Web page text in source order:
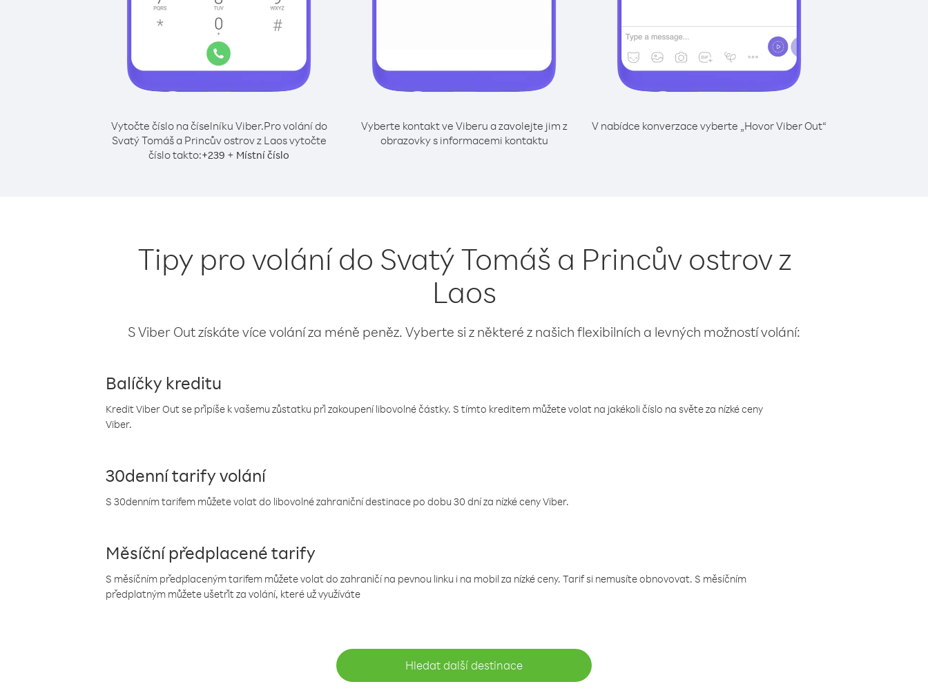
Vytočte číslo na číselníku Viber.Pro volání do
Svatý Tomáš a Princův ostrov z Laos vytočte
číslo takto:+239 + Místní číslo
Vyberte kontakt ve Viberu a zavolejte jim z
obrazovky s informacemi kontaktu
V nabídce konverzace vyberte „Hovor Viber Out“
Tipy pro volání do Svatý Tomáš a Princův ostrov z
Laos
S Viber Out získáte více volání za méně peněz. Vyberte si z některé z našich flexibilních a levných možností volání:
Balíčky kreditu
Kredit Viber Out se připíše k vašemu zůstatku při zakoupení libovolné částky. S tímto kreditem můžete volat na jakékoli číslo na světe za nízké ceny
Viber.
30denní tarify volání
S 30denním tarifem můžete volat do libovolné zahraniční destinace po dobu 30 dní za nízké ceny Viber.
Měsíční předplacené tarify
S měsíčním předplaceným tarifem můžete volat do zahraničí na pevnou linku i na mobil za nízké ceny. Tarif si nemusíte obnovovat. S měsíčním
předplatným můžete ušetřit za volání, které už využíváte
Hledat další destinace